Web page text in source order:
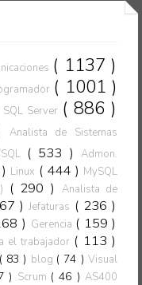
( 1137 )
( 1001 )
SQL Server ( 886 )
Analista de Sistemas
( 533 )Admon.
Linux ( 444 ) MySQL
( 290 )
Analista de
)Jefaturas ( 236 )
) Gerencia ( 159 )
el trabajador ( 113 )
( 83 ) blog ( 74 )Visual
) Scrum ( 46 ) AS400